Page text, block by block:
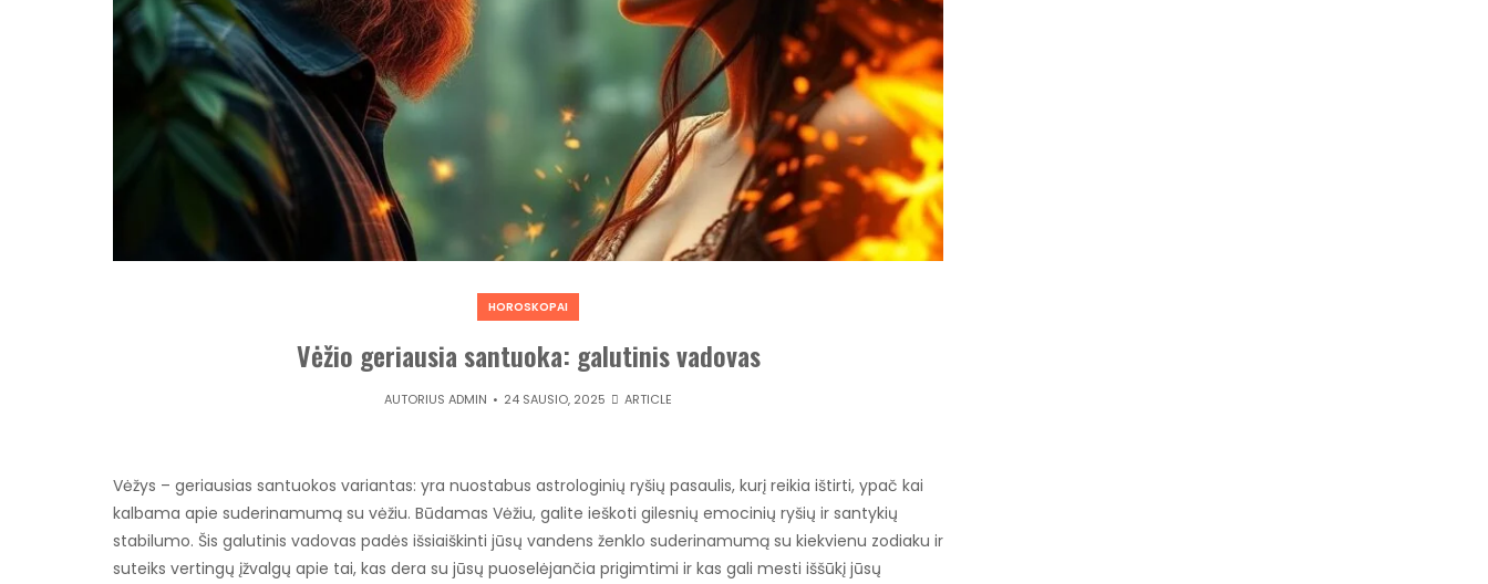
HOROSKOPAI
Vėžio geriausia santuoka: galutinis vadovas
AUTORIUS ADMIN 24 SAUSIO, 2025 ARTICLE
Vėžys – geriausias santuokos variantas: yra nuostabus astrologinių ryšių pasaulis, kurį reikia ištirti, ypač kai
kalbama apie suderinamumą su vėžiu. Būdamas Vėžiu, galite ieškoti gilesnių emocinių ryšių ir santykių
stabilumo. Šis galutinis vadovas padės išsiaiškinti jūsų vandens ženklo suderinamumą su kiekvienu zodiaku ir
suteiks vertingų įžvalgų apie tai, kas dera su jūsų puoselėjančia prigimtimi ir kas gali mesti iššūkį jūsų